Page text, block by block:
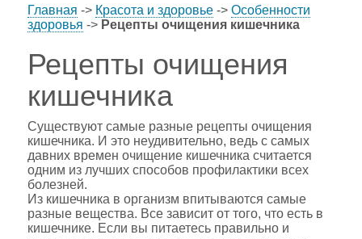
Главная -> Красота и здоровье-> Особенности
здоровья -> Рецепты очищения кишечника
Рецепты очищения
кишечника
Существуют самые разные рецепты очищения
кишечника. И это неудивительно, ведь с самых
давних времен очищение кишечника считается
одним из лучших способов профилактики всех
болезней.
Из кишечника в организм впитываются самые
разные вещества. Все зависит от того, что есть в
кишечнике. Если вы питаетесь правильно и